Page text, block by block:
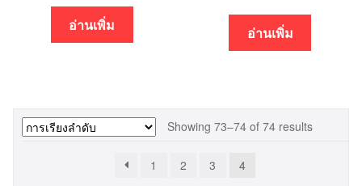
อ่านเพิ่ม อ่านเพิ่ม
Showing 73–74 of 74 results
1 2 3 4